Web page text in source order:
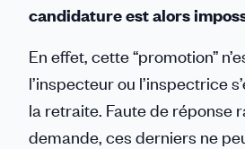
candidature est alors
En effet, cette “promotion”
l’inspecteur ou l’inspectrice
la retraite. Faute de réponse
demande, ces derniers ne